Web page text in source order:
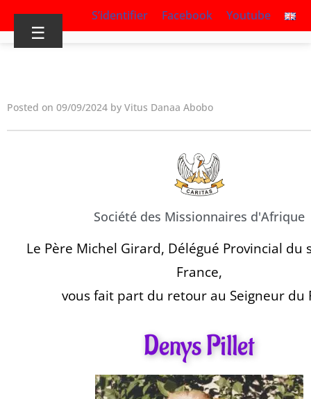
S’identifier Facebook Youtube
☰
Posted on 09/09/2024 by Vitus Danaa Abobo
Société des Missionnaires d'Afrique
Le Père Michel Girard, Délégué Provincial du
France,
vous fait part du retour au Seigneur du
Denys Pillet